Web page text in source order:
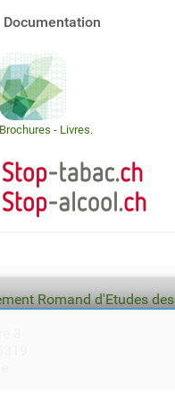
Documentation
Brochures - Livres.
Romand d'Etudes des